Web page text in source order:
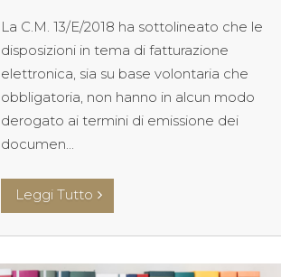
La C.M. 13/E/2018 ha sottolineato che le
disposizioni in tema di fatturazione
elettronica, sia su base volontaria che
obbligatoria, non hanno in alcun modo
derogato ai termini di emissione dei
documen...
Leggi Tutto